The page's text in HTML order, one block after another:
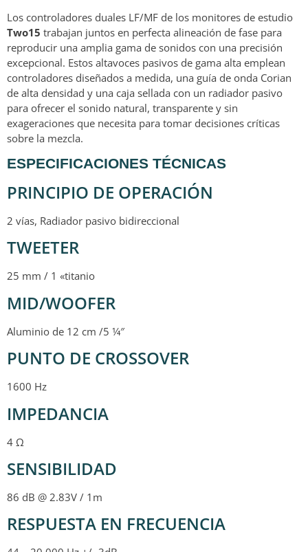
Los controladores duales LF/MF de los monitores de estudio
Two15 trabajan juntos en perfecta alineación de fase para
reproducir una amplia gama de sonidos con una precisión
excepcional. Estos altavoces pasivos de gama alta emplean
controladores diseñados a medida, una guía de onda Corian
de alta densidad y una caja sellada con un radiador pasivo
para ofrecer el sonido natural, transparente y sin
exageraciones que necesita para tomar decisiones críticas
sobre la mezcla.
ESPECIFICACIONES TÉCNICAS
PRINCIPIO DE OPERACIÓN
2 vías, Radiador pasivo bidireccional
TWEETER
25 mm / 1 «titanio
MID/WOOFER
Aluminio de 12 cm /5 1⁄4″
PUNTO DE CROSSOVER
1600 Hz
IMPEDANCIA
4 Ω
SENSIBILIDAD
86 dB @ 2.83V / 1m
RESPUESTA EN FRECUENCIA